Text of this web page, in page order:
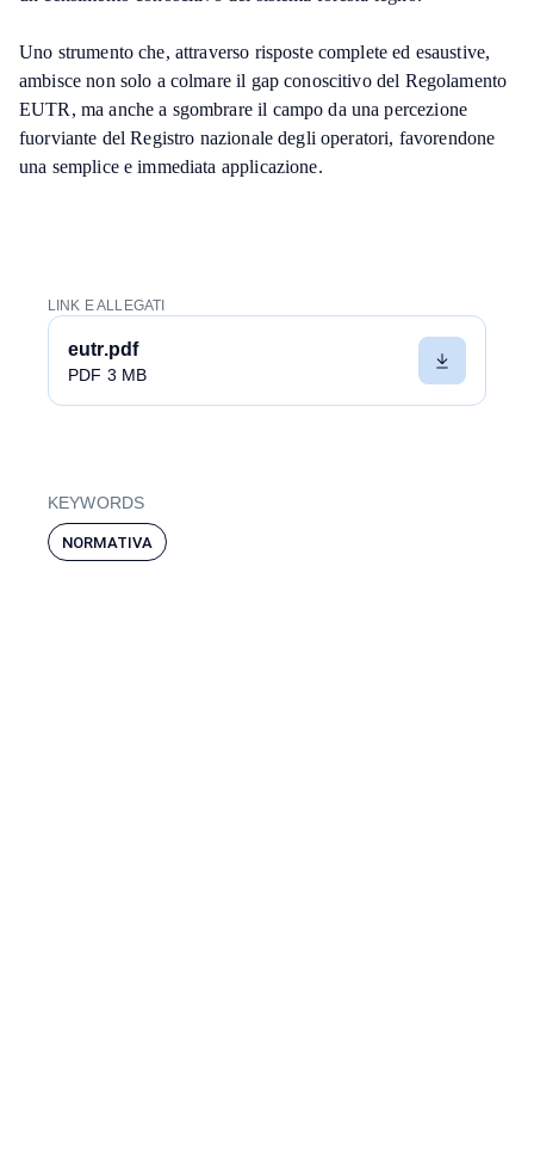
Uno strumento che, attraverso risposte complete ed esaustive,
ambisce non solo a colmare il gap conoscitivo del Regolamento
EUTR, ma anche a sgombrare il campo da una percezione
fuorviante del Registro nazionale degli operatori, favorendone
una semplice e immediata applicazione.
LINK E ALLEGATI
eutr.pdf
PDF 3 MB
KEYWORDS
NORMATIVA